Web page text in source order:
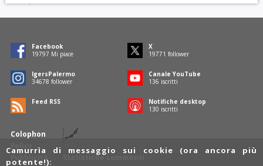
Colophon
Policy
Pubblicità
Statistiche commenti
Facebook
19797 Mi piace
X
19771 follower
IgersPalermo
34678 follower
Canale YouTube
136 iscritti
Feed RSS
Notifiche desktop
130 iscritti
Camurrìa di messaggio sui cookie (ora ancora più
potente!):